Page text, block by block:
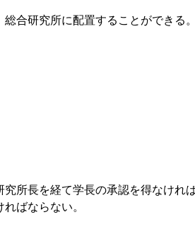
合研究所に配置することができる。
所長を経て学長の承認を得なければ
ばならない。